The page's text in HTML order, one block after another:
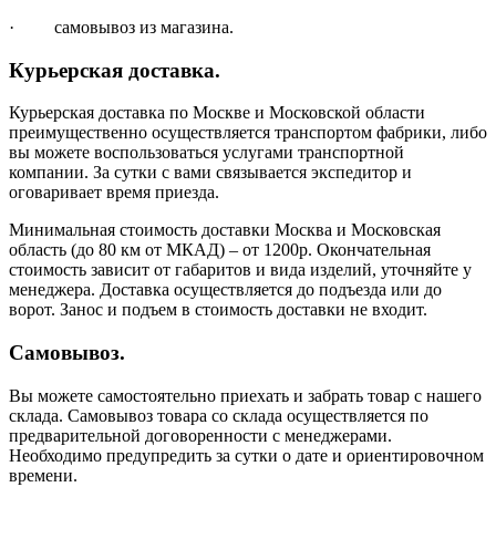
· самовывоз из магазина.
Курьерская доставка.
Курьерская доставка по Москве и Московской области
преимущественно осуществляется транспортом фабрики, либо
вы можете воспользоваться услугами транспортной
компании. За сутки с вами связывается экспедитор и
оговаривает время приезда.
Минимальная стоимость доставки Москва и Московская
область (до 80 км от МКАД) – от 1200р. Окончательная
стоимость зависит от габаритов и вида изделий, уточняйте у
менеджера. Доставка осуществляется до подъезда или до
ворот. Занос и подъем в стоимость доставки не входит.
Самовывоз.
Вы можете самостоятельно приехать и забрать товар с нашего
склада. Самовывоз товара со склада осуществляется по
предварительной договоренности с менеджерами.
Необходимо предупредить за сутки о дате и ориентировочном
времени.